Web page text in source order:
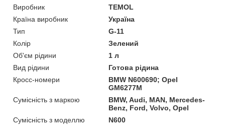
Виробник
TEMOL
Країна виробник
Україна
Тип
G-11
Колір
Зелений
Об'єм рідини
1 л
Вид рідини
Готова рідина
Кросс-номери
BMW N600690; Opel
GM6277M
Сумісність з маркою
BMW, Audi, MAN, Mercedes-
Benz, Ford, Volvo, Opel
Сумісність з моделлю
N600